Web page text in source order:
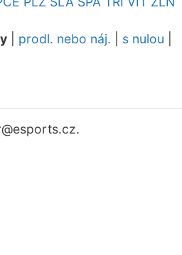
prodl. nebo náj. s nulou
@esports.cz.